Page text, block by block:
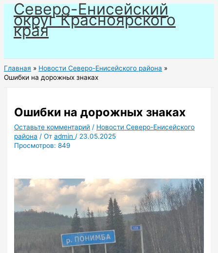
Перейти
содержимому
Северо-Енисейский
округ Красноярского
края
Главная
Новости Северо-Енисейского района
Ошибки на дорожных знаках
Ошибки на дорожных знаках
Оставьте комментарий / Новости Северо-Енисейского
района / Отadmin / 23.05.2025
Просмотров: 849